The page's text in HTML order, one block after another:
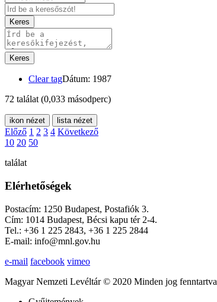
Keres
Keres
Clear tagDátum: 1987
72 találat (0,033 másodperc)
ikon nézet lista nézet
Előző 1 2 3 4 Következő
10 20 50
találat
Elérhetőségek
Postacím: 1250 Budapest, Postafiók 3.
Cím: 1014 Budapest, Bécsi kapu tér 2-4.
Tel.: +36 1 225 2843, +36 1 225 2844
E-mail: info@mnl.gov.hu
e-mail facebook vimeo
Magyar Nemzeti Levéltár © 2020 Minden jog fenntartva